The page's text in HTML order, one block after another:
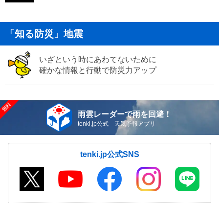
「知る防災」地震
いざという時にあわてないために
確かな情報と行動で防災力アップ
雨雲レーダーで雨を回避！
tenki.jp公式 天気予報アプリ
tenki.jp公式SNS